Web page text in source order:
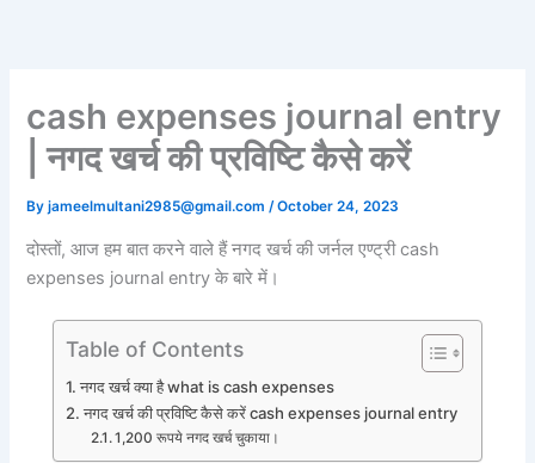
cash expenses journal entry
| नगद खर्च की प्रविष्टि कैसे करें
Byjameelmultani2985@gmail.com/October 24, 2023
दोस्तों, आज हम बात करने वाले हैं नगद खर्च की जर्नल एण्ट्री cash
expenses journal entry के बारे में।
Table of Contents
नगद खर्च क्या है what is cash expenses
नगद खर्च की प्रविष्टि कैसे करें cash expenses journal entry
1,200 रूपये नगद खर्च चुकाया।